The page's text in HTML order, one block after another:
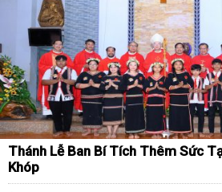
Thánh Lễ Ban Bí Tích Thêm Sức
Khóp